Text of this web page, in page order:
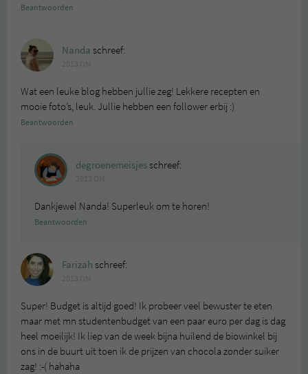
Beantwoorden
Nanda schreef:
Wat een leuke blog hebben jullie zeg! Lekkere recepten en
mooie foto’s, leuk. Jullie hebben een follower erbij :)
Beantwoorden
degroenemeisjesschreef:
Dankjewel Nanda! Superleuk om te horen!
Beantwoorden
Farizah schreef:
Super! Budget is altijd goed! Ik probeer veel bewuster te eten
maar met mn studentenbudget van een paar euro per dag is dag
heel moeilijk! Ik liep van de week bijna huilend de biowinkel bij
ons in de buurt uit toen ik de prijzen van chocola zonder suiker
zag! :-( hahaha